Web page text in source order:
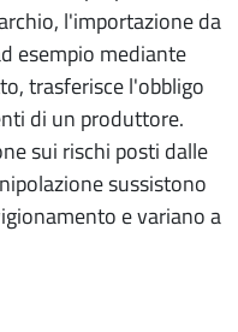
l'importazione da
esempio mediante
trasferisce l'obbligo
di un produttore.
sui rischi posti dalle
sussistono
e variano a